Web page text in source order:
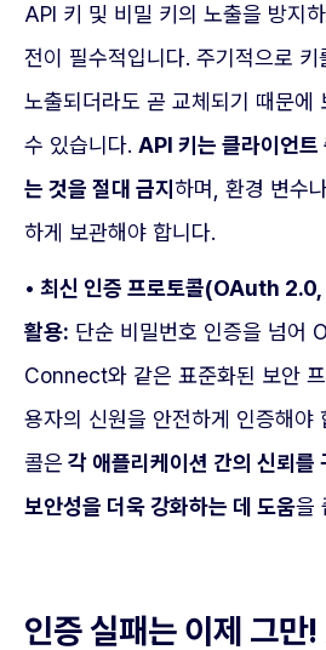
API 키 및 비밀 키의 노출을 방지
전이 필수적입니다. 주기적으로
노출되더라도 곧 교체되기 때문에
수 있습니다. API 키는 클라이언트
는 것을 절대 금지 하며, 환경 변수
하게 보관해야 합니다.
• 최신 인증 프로토콜(OAuth
활용: 단순 비밀번호 인증을 넘어
Connect와 같은 표준화된 보안
용자의 신원을 안전하게 인증해야
콜은 각 애플리케이션 간의 신뢰를
보안성을 더욱 강화하는 데 도움을
인증 실패는 이제 그만